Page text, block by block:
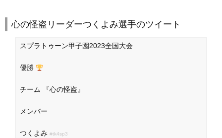
心の怪盗リーダーつくよみ選手のツイート
スプラトゥーン甲子園2023全国大会
優勝
チーム 『心の怪盗』
メンバー
つくよみ #tk4sp3